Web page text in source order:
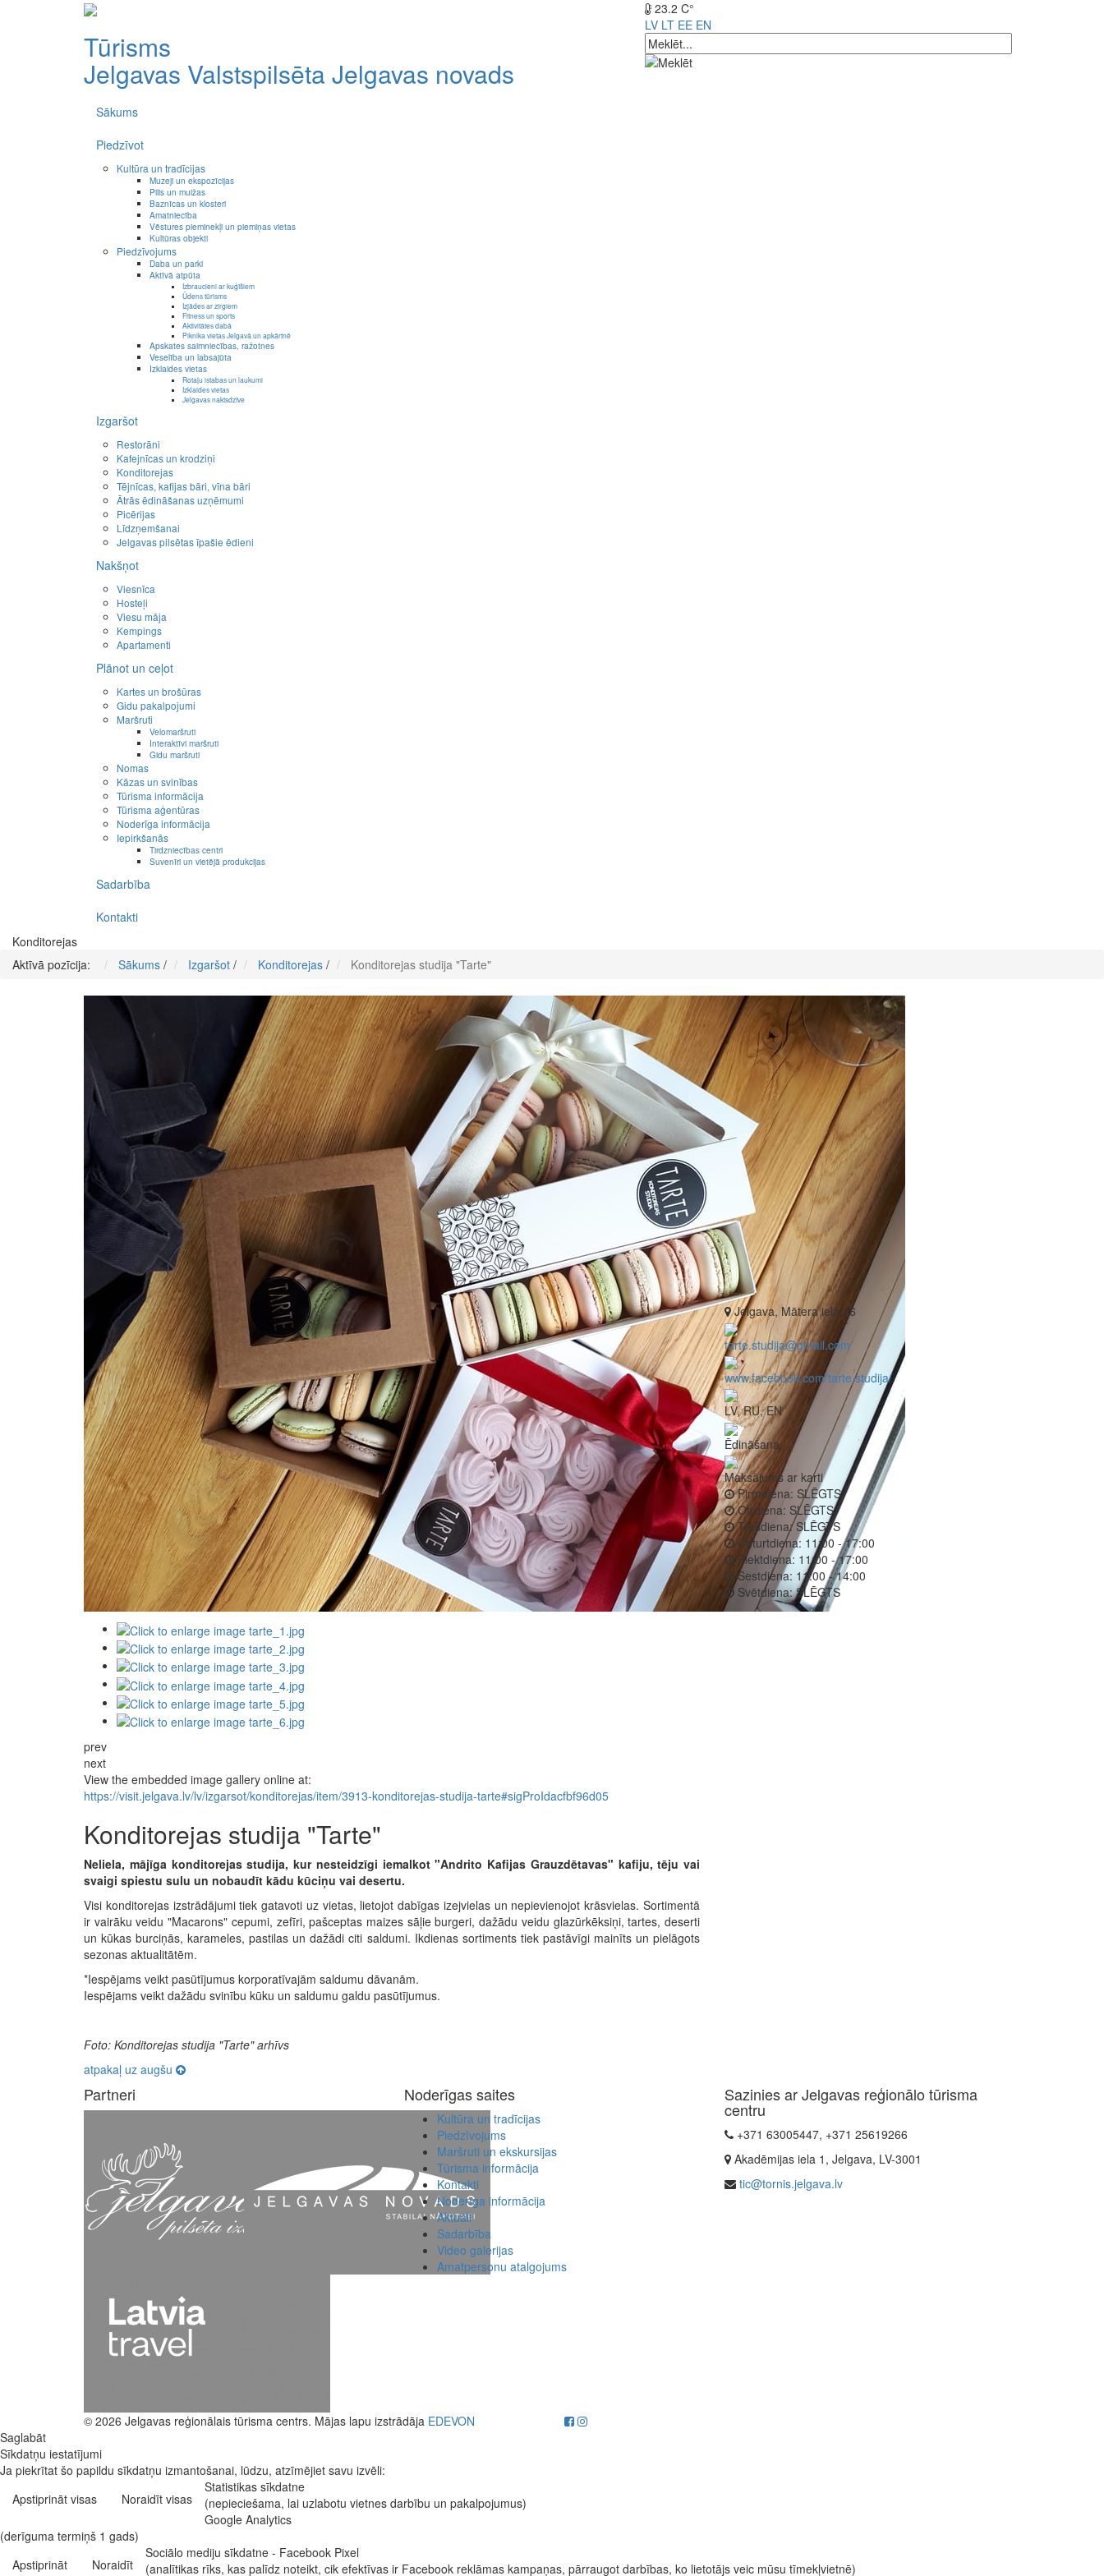
Tūrisms
Jelgavas Valstspilsēta Jelgavas novads
23.2 C°
LV LT EE EN
Sākums
Piedzīvot
Kultūra un tradīcijas
Muzeji un ekspozīcijas
Pilis un muižas
Baznīcas un klosteri
Amatniecība
Vēstures pieminekļi un piemiņas vietas
Kultūras objekti
Piedzīvojums
Daba un parki
Aktīvā atpūta
Izbraucieni ar kuģīšiem
Ūdens tūrisms
Izjādes ar zirgiem
Fitness un sports
Aktivitātes dabā
Piknika vietas Jelgavā un apkārtnē
Apskates saimniecības, ražotnes
Veselība un labsajūta
Izklaides vietas
Rotaļu istabas un laukumi
Izklaides vietas
Jelgavas naktsdzīve
Izgaršot
Restorāni
Kafejnīcas un krodziņi
Konditorejas
Tējnīcas, kafijas bāri, vīna bāri
Ātrās ēdināšanas uzņēmumi
Picērijas
Līdzņemšanai
Jelgavas pilsētas īpašie ēdieni
Nakšņot
Viesnīca
Hosteļi
Viesu māja
Kempings
Apartamenti
Plānot un ceļot
Kartes un brošūras
Gidu pakalpojumi
Maršruti
Velomaršruti
Interaktīvi maršruti
Gidu maršruti
Nomas
Kāzas un svinības
Tūrisma informācija
Tūrisma aģentūras
Noderīga informācija
Iepirkšanās
Tirdzniecības centri
Suvenīri un vietējā produkcijas
Sadarbība
Kontakti
Konditorejas
Aktīvā pozīcija:
Sākums / Izgaršot / Konditorejas / Konditorejas studija "Tarte"
prev
next
View the embedded image gallery online at:
https://visit.jelgava.lv/lv/izgarsot/konditorejas/item/3913-konditorejas-studija-tarte#sigProIdacfbf96d05
Konditorejas studija "Tarte"
Neliela, mājīga konditorejas studija, kur nesteidzīgi iemalkot "Andrito Kafijas Grauzdētavas" kafiju, tēju vai
svaigi spiestu sulu un nobaudīt kādu kūciņu vai desertu.
Visi konditorejas izstrādājumi tiek gatavoti uz vietas, lietojot dabīgas izejvielas un nepievienojot krāsvielas. Sortimentā
ir vairāku veidu "Macarons" cepumi, zefīri, pašceptas maizes sāļie burgeri, dažādu veidu glazūrkēksiņi, tartes, deserti
un kūkas burciņās, karameles, pastilas un dažādi citi saldumi. Ikdienas sortiments tiek pastāvīgi mainīts un pielāgots
sezonas aktualitātēm.
*Iespējams veikt pasūtījumus korporatīvajām saldumu dāvanām.
Iespējams veikt dažādu svinību kūku un saldumu galdu pasūtījumus.
Foto: Konditorejas studija "Tarte" arhīvs
atpakaļ uz augšu
Jelgava, Mātera iela 26
tarte.studija@gmail.com
www.facebook.com/tarte.studija/
LV, RU, EN
Ēdināšana
Maksājums ar karti
Pirmdiena: SLĒGTS
Otrdiena: SLĒGTS
Trešdiena:SLĒGTS
Ceturtdiena: 11:00 - 17:00
Piektdiena: 11:00 - 17:00
Sestdiena: 11:00 - 14:00
Svētdiena:SLĒGTS
Partneri Noderīgas saites
Kultūra un tradīcijas
Piedzīvojums
Maršruti un ekskursijas
Tūrisma informācija
Kontakti
Noderīga informācija
Aktuāli
Sadarbība
Video galerijas
Amatpersonu atalgojums
Sazinies ar Jelgavas reģionālo tūrisma
centru
+371 63005447, +371 25619266
Akadēmijas iela 1, Jelgava, LV-3001
tic@tornis.jelgava.lv
© 2026 Jelgavas reģionālais tūrisma centrs. Mājas lapu izstrādāja EDEVON
Saglabāt
Sīkdatņu iestatījumi
Ja piekrītat šo papildu sīkdatņu izmantošanai, lūdzu, atzīmējiet savu izvēli:
Apstiprināt visas
Noraidīt visas
Statistikas sīkdatne
(nepieciešama, lai uzlabotu vietnes darbību un pakalpojumus)
Google Analytics
(derīguma termiņš 1 gads)
Apstiprināt
Noraidīt
Sociālo mediju sīkdatne - Facebook Pixel
(analītikas rīks, kas palīdz noteikt, cik efektīvas ir Facebook reklāmas kampaņas, pārraugot darbības, ko lietotājs veic mūsu tīmekļvietnē)